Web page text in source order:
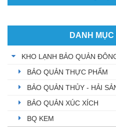
DANH
KHO LẠNH BẢO QUẢN
BẢO QUẢN THỰC PHẨM
BẢO QUẢN THỦY - HẢI
BẢO QUẢN XÚC XÍCH
BQ KEM